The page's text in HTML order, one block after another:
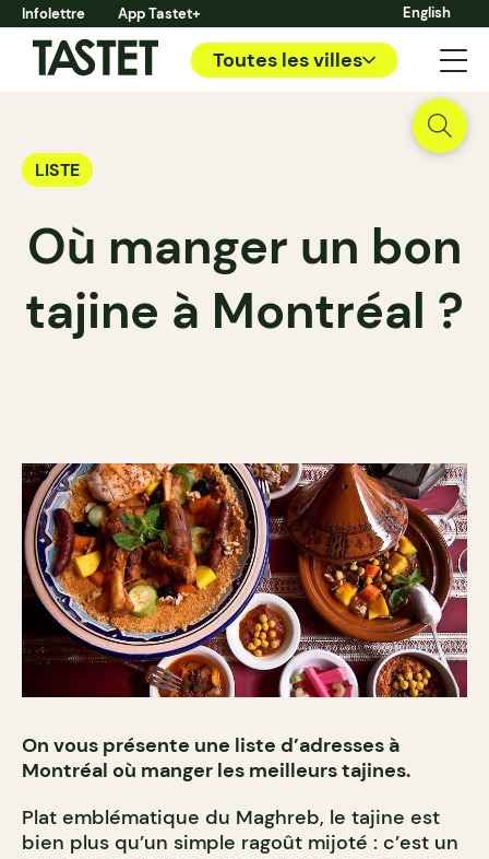
Infolettre App Tastet+ English
Toutes les villes
LISTE
Où manger un bon
tajine à Montréal ?
On vous présente une liste d’adresses à
Montréal où manger les meilleurs tajines.
Plat emblématique du Maghreb, le tajine est
bien plus qu’un simple ragoût mijoté : c’est un